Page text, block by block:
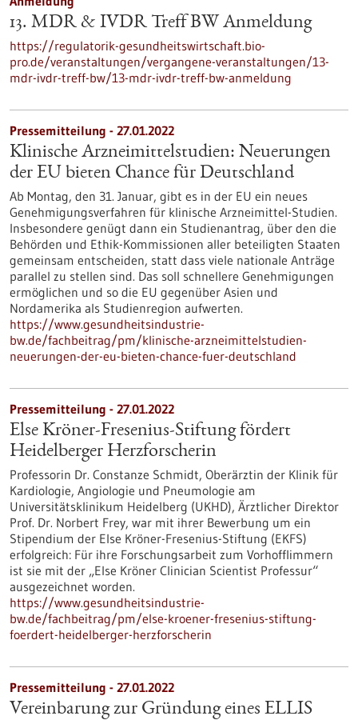
13. MDR & IVDR Treff BW Anmeldung
https://regulatorik-gesundheitswirtschaft.bio-
pro.de/veranstaltungen/vergangene-veranstaltungen/13-
mdr-ivdr-treff-bw/13-mdr-ivdr-treff-bw-anmeldung
Pressemitteilung - 27.01.2022
Klinische Arzneimittelstudien: Neuerungen
der EU bieten Chance für Deutschland
Ab Montag, den 31. Januar, gibt es in der EU ein neues
Genehmigungsverfahren für klinische Arzneimittel-Studien.
Insbesondere genügt dann ein Studienantrag, über den die
Behörden und Ethik-Kommissionen aller beteiligten Staaten
gemeinsam entscheiden, statt dass viele nationale Anträge
parallel zu stellen sind. Das soll schnellere Genehmigungen
ermöglichen und so die EU gegenüber Asien und
Nordamerika als Studienregion aufwerten.
https://www.gesundheitsindustrie-
bw.de/fachbeitrag/pm/klinische-arzneimittelstudien-
neuerungen-der-eu-bieten-chance-fuer-deutschland
Pressemitteilung - 27.01.2022
Else Kröner-Fresenius-Stiftung fördert
Heidelberger Herzforscherin
Professorin Dr. Constanze Schmidt, Oberärztin der Klinik für
Kardiologie, Angiologie und Pneumologie am
Universitätsklinikum Heidelberg (UKHD), Ärztlicher Direktor
Prof. Dr. Norbert Frey, war mit ihrer Bewerbung um ein
Stipendium der Else Kröner-Fresenius-Stiftung (EKFS)
erfolgreich: Für ihre Forschungsarbeit zum Vorhofflimmern
ist sie mit der „Else Kröner Clinician Scientist Professur“
ausgezeichnet worden.
https://www.gesundheitsindustrie-
bw.de/fachbeitrag/pm/else-kroener-fresenius-stiftung-
foerdert-heidelberger-herzforscherin
Pressemitteilung - 27.01.2022
Vereinbarung zur Gründung eines ELLIS